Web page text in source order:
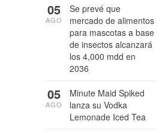
Se prevé que
mercado de alimentos
para mascotas a base
de insectos alcanzará
los 4,000 mdd en
2036
05
AGO
Minute Maid Spiked
lanza su Vodka
Lemonade Iced Tea
05
AGO